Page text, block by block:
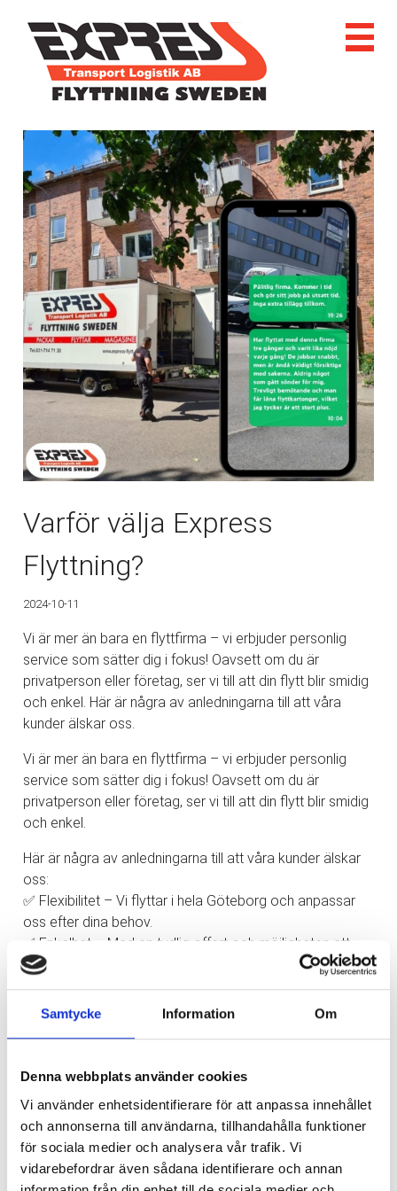
Samtycke Information Om
Denna webbplats använder cookies
Vi använder enhetsidentifierare för att anpassa innehållet
och annonserna till användarna, tillhandahålla funktioner
för sociala medier och analysera vår trafik. Vi
vidarebefordrar även sådana identifierare och annan
Varför välja Express
Flyttning?
2024-10-11
Vi är mer än bara en flyttfirma – vi erbjuder personlig
service som sätter dig i fokus! Oavsett om du är
privatperson eller företag, ser vi till att din flytt blir smidig
och enkel. Här är några av anledningarna till att våra
kunder älskar oss.
Vi är mer än bara en flyttfirma – vi erbjuder personlig
service som sätter dig i fokus! Oavsett om du är
privatperson eller företag, ser vi till att din flytt blir smidig
och enkel.
Här är några av anledningarna till att våra kunder älskar
oss:
✅ Flexibilitet – Vi flyttar i hela Göteborg och anpassar
oss efter dina behov.
✅ Enkelhet – Med en tydlig offert och möjligheten att
betala med kort gör vi din flytt så enkel som möjligt.
✅ Tillgänglighet – Vi finns här för dig, alla dagar i veckan!
✅ Säkerhet – Din trygghet är vår prioritet. Vi har både
skillnaden med oss!
Kontakta oss idag!
✉️info@express-flytt.com
☎️ 031-714 71 30